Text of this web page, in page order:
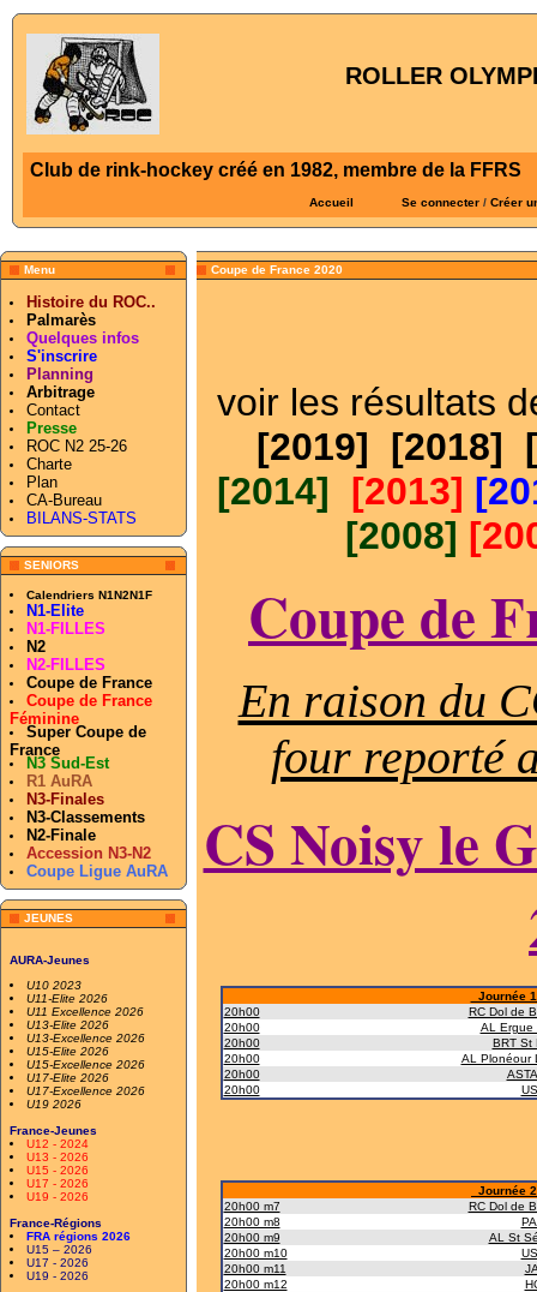
ROLLER
Club de rink-hockey créé en 1982, membre de la FFRS
Accueil Se connecter / Créer
Menu
Histoire du ROC..
Palmarès
Quelques infos
S'inscrire
Planning
Arbitrage
Contact
Presse
ROC N2 25-26
Charte
Plan
CA-Bureau
BILANS-STATS
SENIORS
Calendriers N1N2N1F
N1-Elite
N1-FILLES
N2
N2-FILLES
Coupe de France
Coupe de France
Féminine
Super Coupe de
France
N3 Sud-Est
R1 AuRA
N3-Finales
N3-Classements
N2-Finale
Accession N3-N2
Coupe Ligue AuRA
JEUNES
AURA-Jeunes
U10 2023
U11-Elite 2026
U11 Excellence 2026
U13-Elite 2026
U13-Excellence 2026
U15-Elite 2026
U15-Excellence 2026
U17-Elite 2026
U17-Excellence 2026
U19 2026
France-Jeunes
U12 - 2024
U13 - 2026
U15 - 2026
U17 - 2026
U19 - 2026
France-Régions
FRA régions 2026
U15 – 2026
U17 - 2026
U19 - 2026
Coupe de France 2020
voir les résultats
[2019] [2018]
[2014] [2013]
[2008]
Coupe de
En raison du
four reporté
CS Noisy le
Journée
20h00
RC Dol de
20h00
AL Ergue
20h00
BRT St
20h00
AL Plonéour
20h00
20h00
Journée
20h00 m7
RC Dol de
20h00 m8
20h00 m9
AL St
20h00 m10
20h00 m11
20h00 m12